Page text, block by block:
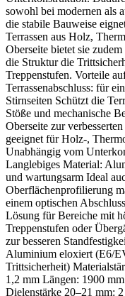
sowohl bei modernen als
die stabile Bauweise
Terrassen aus Holz,
Oberseite bietet sie
die Struktur die
Treppenstufen. Vorteile
Terrassenabschluss: für
Stirnseiten Schützt die
Stöße und mechanische
Oberseite zur
geeignet für Holz-,
Unabhängig vom
Langlebiges Material:
und wartungsarm Ideal
Oberflächenprofilierung
einem optischen
Lösung für Bereiche mit
Treppenstufen oder
zur besseren
Aluminium eloxiert (E6/
Trittsicherheit)
1,2 mm Längen: 1900
Dielenstärke 20–21 mm: